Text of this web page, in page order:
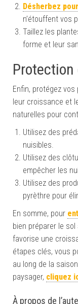
Désherbez
n’étouffent vos
Taillez les
forme et leur
Enfin, protégez
leur croissance et
naturelles pour
Utilisez des
nuisibles.
Utilisez des
empêcher les
Utilisez des
pyrèthre pour
En somme, pour
bien préparer le
favorise une
étapes clés, vous
au long de la
paysager, cliquez
À propos de